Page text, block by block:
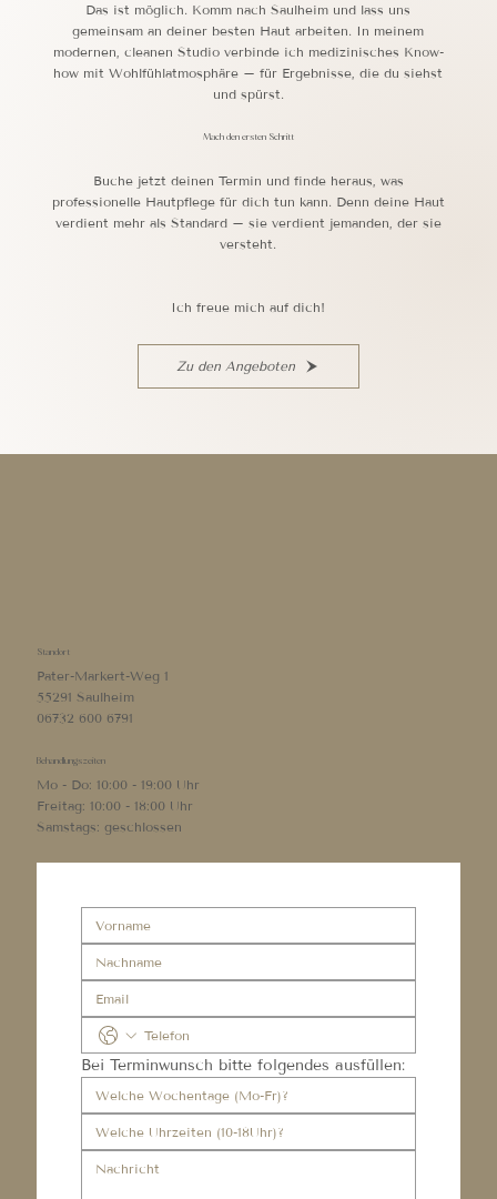
Das ist möglich. Komm nach Saulheim und lass uns
gemeinsam an deiner besten Haut arbeiten. In meinem
modernen, cleanen Studio verbinde ich medizinisches Know-
how mit Wohlfühlatmosphäre – für Ergebnisse, die du siehst
und spürst.
Mach den ersten Schritt
Buche jetzt deinen Termin und finde heraus, was
professionelle Hautpflege für dich tun kann. Denn deine Haut
verdient mehr als Standard – sie verdient jemanden, der sie
versteht.
Ich freue mich auf dich!
Zu den Angeboten
Standort
Pater-Markert-Weg 1
55291 Saulheim
06732 600 6791
Behandlungszeiten
Mo - Do: 10:00 - 19:00 Uhr
Freitag: 10:00 - 18:00 Uhr
Samstags: geschlossen
Bei Terminwunsch bitte folgendes ausfüllen: